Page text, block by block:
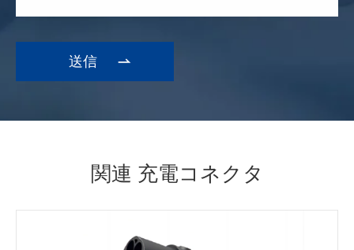

関連 充電コネクタ